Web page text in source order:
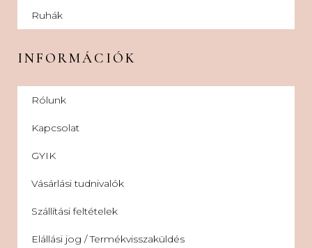
Ruhák
INFORMÁCIÓK
Rólunk
Kapcsolat
GYIK
Vásárlási tudnivalók
Szállítási feltételek
Elállási jog / Termékvisszaküldés